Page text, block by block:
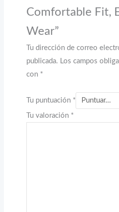
Comfortable Fit,
Wear”
Tu dirección de correo
publicada. Los campos
con *
Tu puntuación *
Tu valoración *